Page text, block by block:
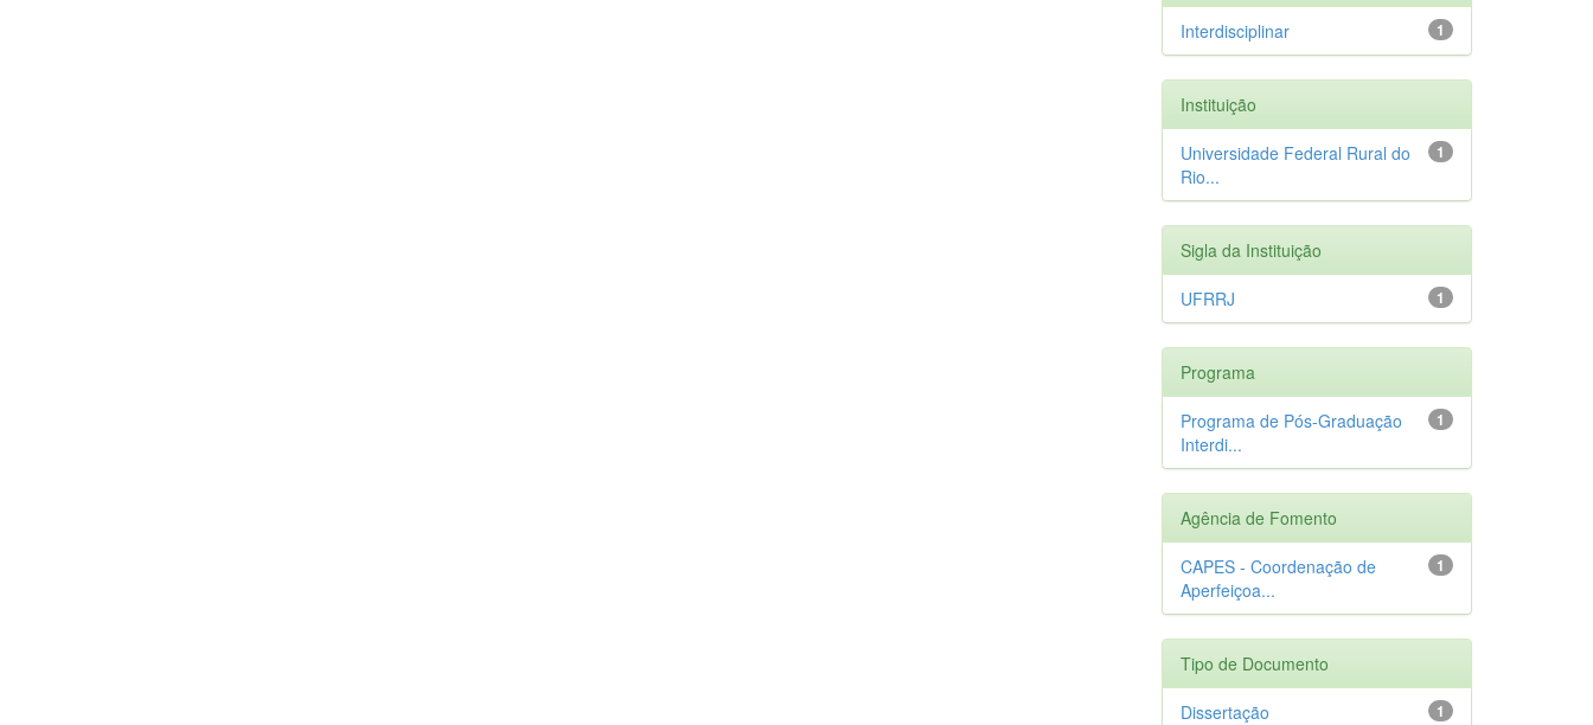
1
Interdisciplinar
Instituição
1
Universidade Federal Rural do
Rio...
Sigla da Instituição
1
UFRRJ
Programa
1
Programa de Pós-Graduação
Interdi...
Agência de Fomento
1
CAPES - Coordenação de
Aperfeiçoa...
Tipo de Documento
1
Dissertação